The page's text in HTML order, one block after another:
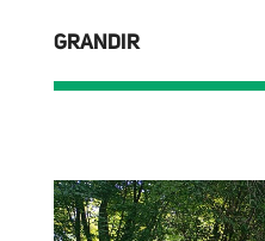
GRANDIR
ACTUALITÉS GRANDIR